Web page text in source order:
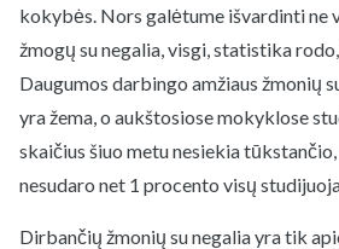
kokybės. Nors galėtume išvardinti ne
žmogų su negalia, visgi, statistika
Daugumos darbingo amžiaus žmonių
yra žema, o aukštosiose mokyklose
skaičius šiuo metu nesiekia
nesudaro net 1 procento visų
Dirbančių žmonių su negalia yra tik